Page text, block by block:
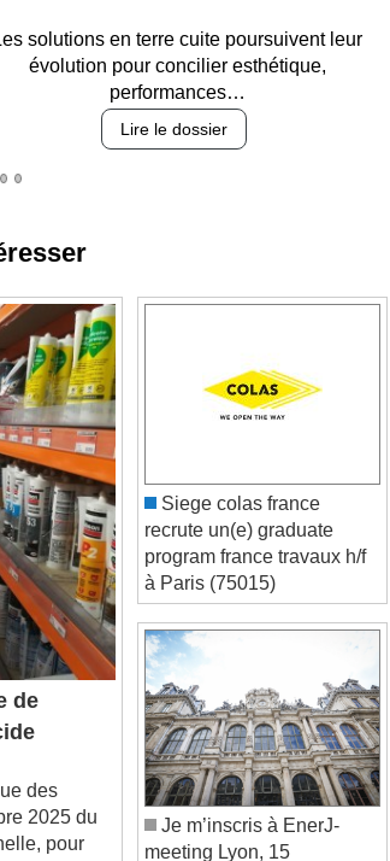
circulation, sécurisation des accès, durabilité
des revêtements et intégration…
Lire le dossier
de
des
2025 du
pour
recrute un(e) graduate
program france travaux h/f
à Paris (75015)
Je m’inscris à EnerJ-
meeting Lyon, 15
septembre 2026